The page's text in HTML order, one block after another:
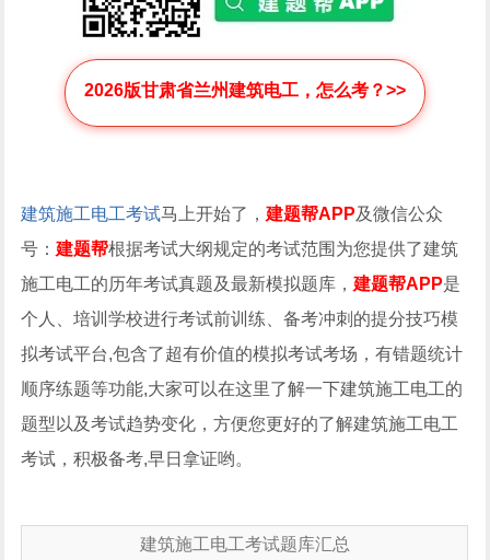
2026版甘肃省兰州建筑电工，怎么考？>>
建筑施工电工考试马上开始了，建题帮APP及微信公众
号：建题帮根据考试大纲规定的考试范围为您提供了建筑
施工电工的历年考试真题及最新模拟题库，建题帮APP是
个人、培训学校进行考试前训练、备考冲刺的提分技巧模
拟考试平台,包含了超有价值的模拟考试考场，有错题统计
顺序练题等功能,大家可以在这里了解一下建筑施工电工的
题型以及考试趋势变化，方便您更好的了解建筑施工电工
考试，积极备考,早日拿证哟。
建筑施工电工考试题库汇总